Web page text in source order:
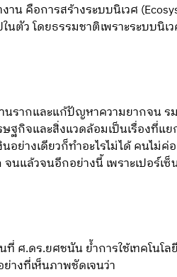
น คือการสร้างระบบนิเวศ
ในตัว โดยธรรมชาติเพราะระบบ
รากและแก้ปัญหาความยากจน ร
ฐกิจและสิ่งแวดล้อมเป็นเรื่องที่แ
อย่างเดียวก็ทำอะไรไม่ได้ คนไ
นแล้วจนอีกอย่างนี้ เพราะเปอร์
ศ.ดร.ยศชนัน ย้ำการใช้เทคโนโ
างที่เห็นภาพชัดเจนว่า